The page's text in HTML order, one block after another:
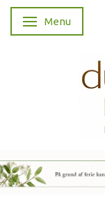
Skifte navigation
Menu